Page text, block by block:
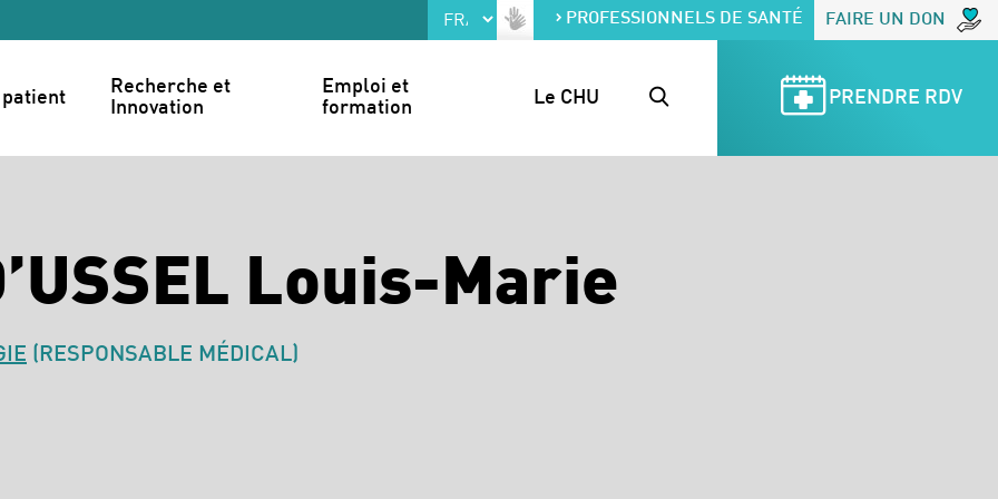
PROFESSIONNELS DE SANTÉ FAIRE UN DON
patient
Recherche et
Innovation
Emploi et
formation
Le CHU PRENDRE RDV
Louis-Marie
(RESPONSABLE MÉDICAL)